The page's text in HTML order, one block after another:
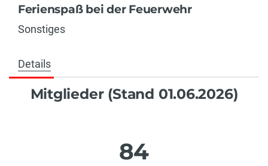
Ferienspaß bei der Feuerwehr
Sonstiges
Details
Mitglieder (Stand 01.06.2026)
84